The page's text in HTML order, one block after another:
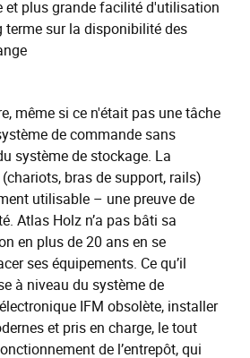
et plus grande facilité d'utilisation
terme sur la disponibilité des
même si ce n'était pas une tâche
de commande sans
système de stockage. La
bras de support, rails)
utilisable – une preuve de
Atlas Holz n’a pas bâti sa
en plus de 20 ans en se
ses équipements. Ce qu’il
à niveau du système de
IFM obsolète, installer
et pris en charge, le tout
de l’entrepôt, qui